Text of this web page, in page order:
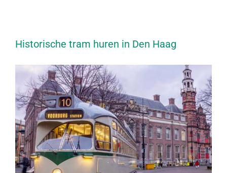
Historische tram huren in Den Haag